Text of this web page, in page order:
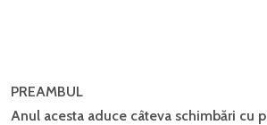
PREAMBUL
Anul acesta aduce câteva schimbări cu